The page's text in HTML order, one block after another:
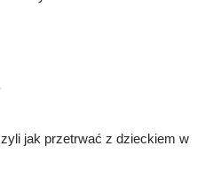
jak przetrwać z dzieckiem w